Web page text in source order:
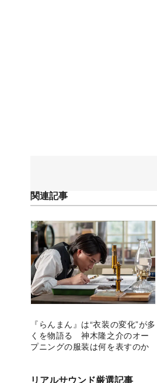
関連記事
『らんまん』は“衣装の変化”が多
くを物語る 神木隆之介のオー
プニングの服装は何を表すのか
リアルサウンド厳選記事